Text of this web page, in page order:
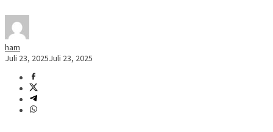
ham
Juli 23, 2025Juli 23, 2025